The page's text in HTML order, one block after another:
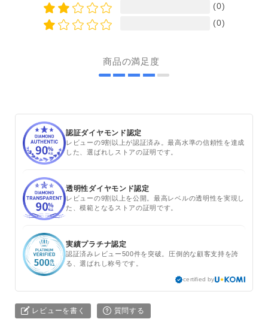
(0)
(0)
商品の満足度
認証ダイヤモンド認定
レビューの9割以上が認証済み。最高水準の信頼性を達成
した、選ばれしストアの証明です。
透明性ダイヤモンド認定
レビューの9割以上を公開。最高レベルの透明性を実現し
た、模範となるストアの証明です。
実績プラチナ認定
認証済みレビュー500件を突破。圧倒的な顧客支持を誇
る、選ばれし称号です。
certified by
レビューを書く 質問する